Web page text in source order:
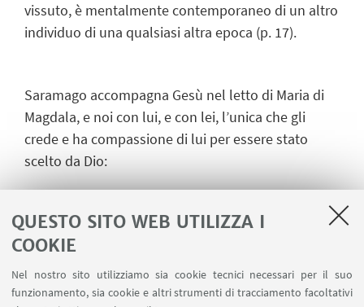
QUESTO SITO WEB UTILIZZA I
COOKIE
Nel nostro sito utilizziamo sia cookie tecnici necessari per il suo
funzionamento, sia cookie e altri strumenti di tracciamento facoltativi
vissuto, è mentalmente contemporaneo di un altro
individuo di una qualsiasi altra epoca (p. 17).
Saramago accompagna Gesù nel letto di Maria di
Magdala, e noi con lui, e con lei, l’unica che gli
crede e ha compassione di lui per essere stato
scelto da Dio:
la tunica si muoveva, fluttuava, modellando
all’andatura il ritmico ondeggiare delle cosce, e i
lunghi capelli neri le danzavano sulle spalle come
succede con il vento che agita le spighe dei campi